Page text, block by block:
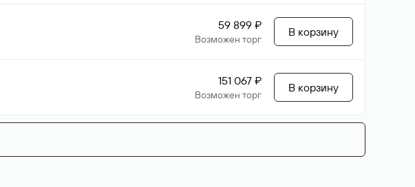
59 899 ₽
Возможен торг
В корзину
151 067 ₽
Возможен торг
В корзину